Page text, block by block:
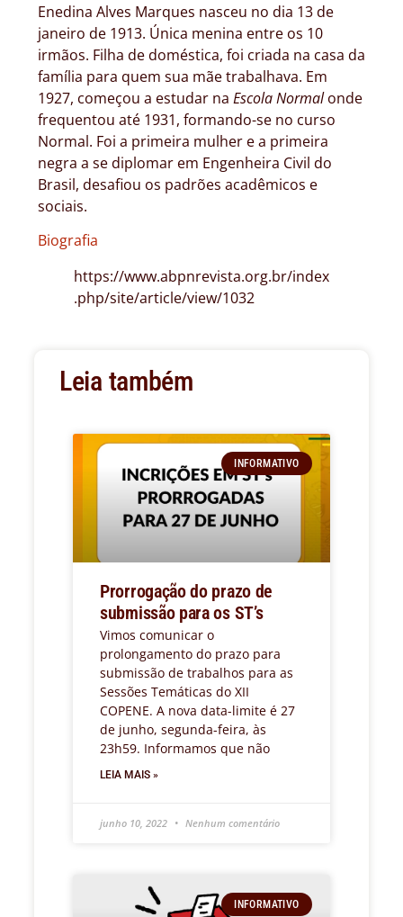
Enedina Alves Marques nasceu no dia 13 de
janeiro de 1913. Única menina entre os 10
irmãos. Filha de doméstica, foi criada na casa da
família para quem sua mãe trabalhava. Em
1927, começou a estudar na Escola Normalonde
frequentou até 1931, formando-se no curso
Normal. Foi a primeira mulher e a primeira
negra a se diplomar em Engenheira Civil do
Brasil, desafiou os padrões acadêmicos e
sociais.
Biografia
https://www.abpnrevista.org.br/index
.php/site/article/view/1032
Leia também
INFORMATIVO
Prorrogação do prazo de
submissão para os ST’s
Vimos comunicar o
prolongamento do prazo para
submissão de trabalhos para as
Sessões Temáticas do XII
COPENE. A nova data-limite é 27
de junho, segunda-feira, às
23h59. Informamos que não
LEIA MAIS »
junho 10, 2022 Nenhum comentário
INFORMATIVO